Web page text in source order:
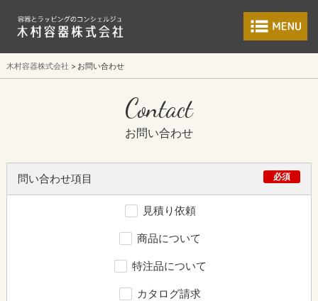
食品包装容器と
木村容器株式会社 お問い合わせ
Contact
お問い合わせ
問い合わせ項目 必須
見積り依頼
商品について
特注品について
カタログ請求